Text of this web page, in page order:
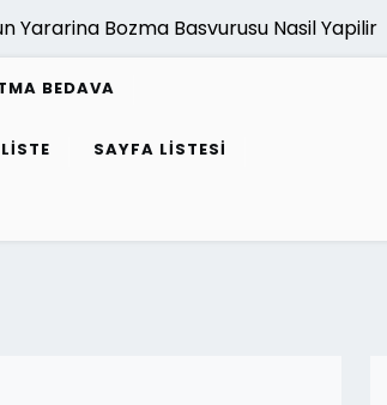
Yararina Bozma Basvurusu Nasil Yapilir |
BEDAVA
LISTE SAYFA LISTESI